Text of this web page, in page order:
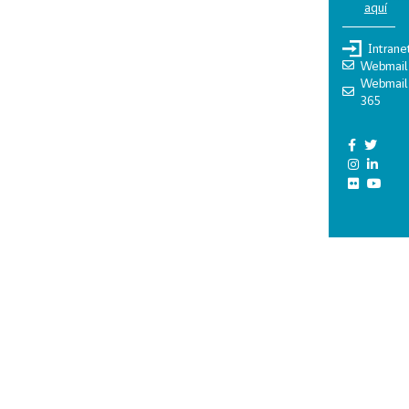
aquí
Webmail
Webmail
365